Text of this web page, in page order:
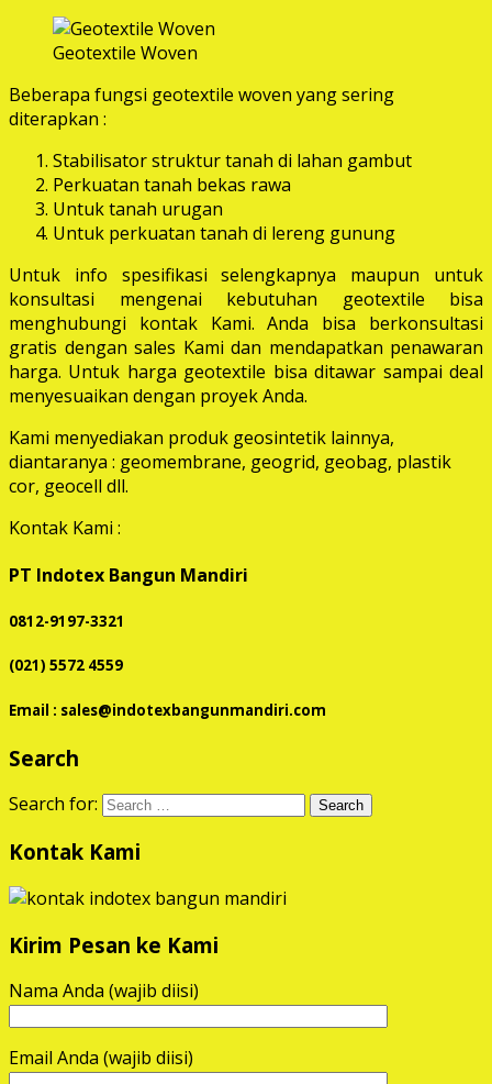
Geotextile Woven
Beberapa fungsi geotextile woven yang sering
diterapkan :
Stabilisator struktur tanah di lahan gambut
Perkuatan tanah bekas rawa
Untuk tanah urugan
Untuk perkuatan tanah di lereng gunung
Untuk info spesifikasi selengkapnya maupun untuk
konsultasi mengenai kebutuhan geotextile bisa
menghubungi kontak Kami. Anda bisa berkonsultasi
gratis dengan sales Kami dan mendapatkan penawaran
harga. Untuk harga geotextile bisa ditawar sampai deal
menyesuaikan dengan proyek Anda.
Kami menyediakan produk geosintetik lainnya,
diantaranya : geomembrane, geogrid, geobag, plastik
cor, geocell dll.
Kontak Kami :
PT Indotex Bangun Mandiri
0812-9197-3321
(021) 5572 4559
Email : sales@indotexbangunmandiri.com
Search
Search for:
Kontak Kami
Kirim Pesan ke Kami
Nama Anda (wajib diisi)
Email Anda (wajib diisi)